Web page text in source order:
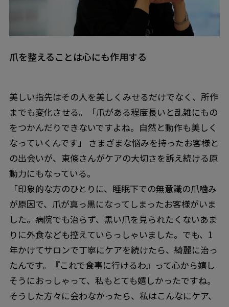
爪を整えることは心にも作用する
美しい指先はその人を美しくみせるだけでなく、所作
までも変化させる。「爪がある程度長いと乱雑にもの
をつかんだりできないですよね。自然と動作も美しく
なっていくんです」 さまざまな悩みを持ったお客様と
の出会いが、東條さんがケアの大切さを訴え続ける原
動力にもなっている。
「印象的な方のひとりに、睡眠下での無意識の爪噛み
が原因で、爪が真っ黒になってしまったお客様がいま
した。病院でも治らず、黒い爪を見られたくないあま
りに外食なども控えていらっしゃいました。でも、1
年かけてサロンで丁寧にケアを続けたら、綺麗に治っ
たんです。『これで食事に行けるわ』って心から嬉し
そうにおっしゃって、私もとても嬉しかったですね。
そうした方々に会わなかったら、私はこんなにケア、